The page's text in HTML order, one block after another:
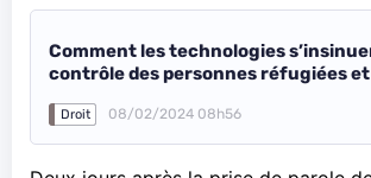
Comment les technologies
contrôle des personnes réfugiées
Droit 08/02/2024 08h56